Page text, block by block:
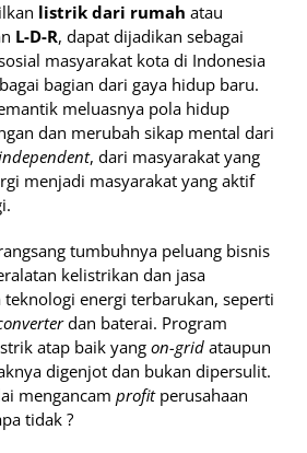
listrik dari rumah atau
L-D-R, dapat dijadikan sebagai
masyarakat kota di Indonesia
bagian dari gaya hidup baru.
meluasnya pola hidup
dan merubah sikap mental dari
, dari masyarakat yang
menjadi masyarakat yang aktif
tumbuhnya peluang bisnis
kelistrikan dan jasa
teknologi energi terbarukan, seperti
dan baterai. Program
atap baik yang on-grid ataupun
digenjot dan bukan dipersulit.
mengancam profitperusahaan
tidak ?